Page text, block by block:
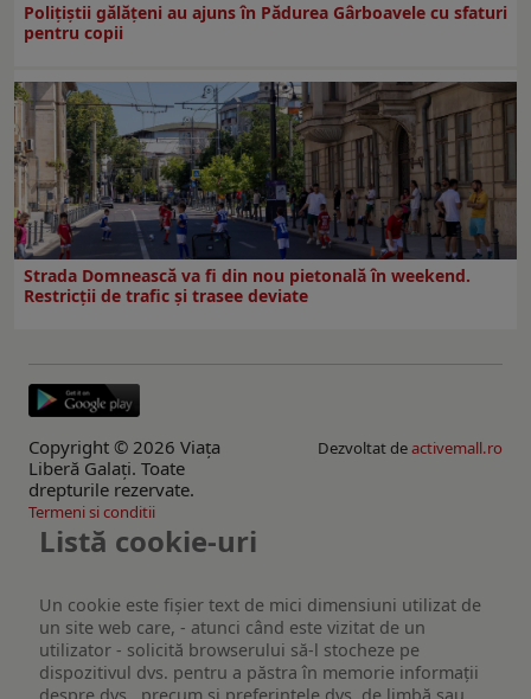
Polițiștii gălățeni au ajuns în Pădurea Gârboavele cu sfaturi
pentru copii
Strada Domnească va fi din nou pietonală în weekend.
Restricţii de trafic şi trasee deviate
Copyright © 2026 Viaţa
Liberă Galaţi. Toate
drepturile rezervate.
Dezvoltat deactivemall.ro
Termeni si conditii
Listă cookie-uri
Un cookie este fişier text de mici dimensiuni utilizat de
un site web care, - atunci când este vizitat de un
utilizator - solicită browserului să-l stocheze pe
dispozitivul dvs. pentru a păstra în memorie informații